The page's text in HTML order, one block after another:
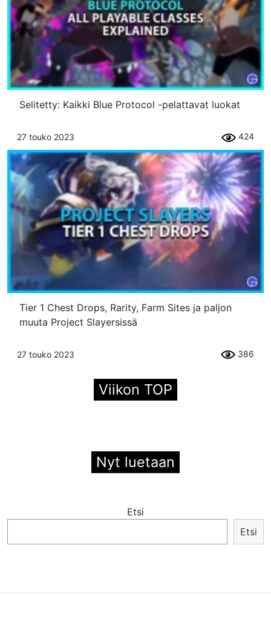
Selitetty: Kaikki Blue Protocol -pelattavat luokat
27 touko 2023 424
Tier 1 Chest Drops, Rarity, Farm Sites ja paljon
muuta Project Slayersissä
27 touko 2023 386
Viikon TOP
Nyt luetaan
Etsi
Etsi